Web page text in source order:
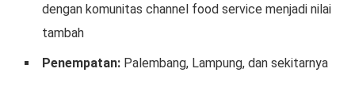
dengan komunitas channel food service menjadi nilai
tambah
Penempatan:Palembang, Lampung, dan sekitarnya